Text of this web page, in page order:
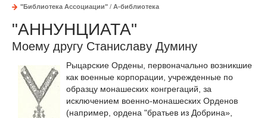
"Библиотека Ассоциации" / А-библиотека
"АННУНЦИАТА"
Моему другу Станиславу Думину
Рыцарские Ордены, первоначально возникшие
как военные корпорации, учрежденные по
образцу монашеских конгрегаций, за
исключением военно-монашеских Орденов
(например, ордена "братьев из Добрина»,